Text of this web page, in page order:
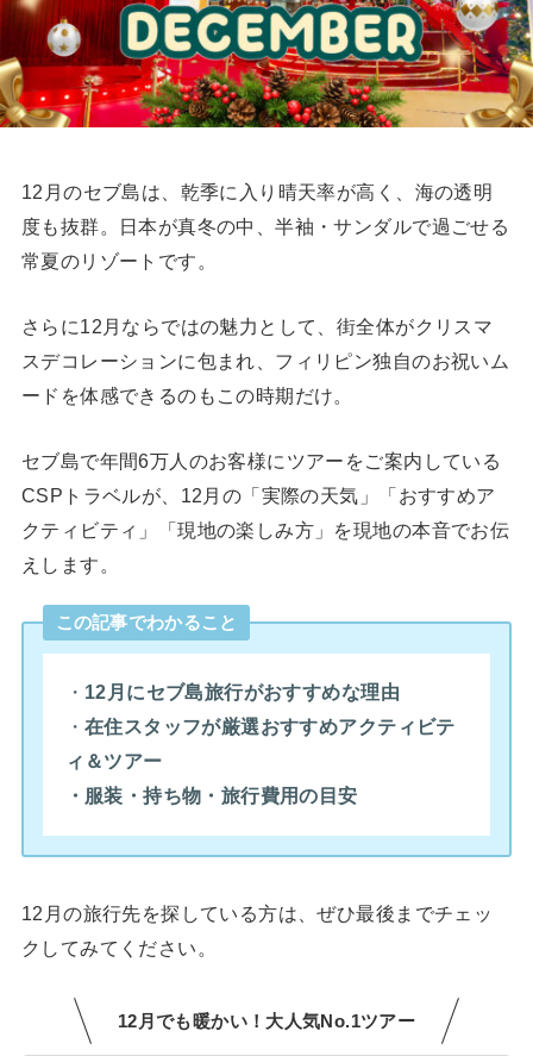
12月のセブ島は、乾季に入り晴天率が高く、海の透明
度も抜群。日本が真冬の中、半袖・サンダルで過ごせる
常夏のリゾートです。
さらに12月ならではの魅力として、街全体がクリスマ
スデコレーションに包まれ、フィリピン独自のお祝いム
ードを体感できるのもこの時期だけ。
セブ島で年間6万人のお客様にツアーをご案内している
CSPトラベルが、12月の「実際の天気」「おすすめア
クティビティ」「現地の楽しみ方」を現地の本音でお伝
えします。
この記事でわかること
・ 12月にセブ島旅行がおすすめな理由
・ 在住スタッフが厳選おすすめアクティビテ
ィ＆ツアー
・服装・持ち物・旅行費用の目安
12月の旅行先を探している方は、ぜひ最後までチェッ
クしてみてください。
12月でも暖かい！大人気No.1ツアー